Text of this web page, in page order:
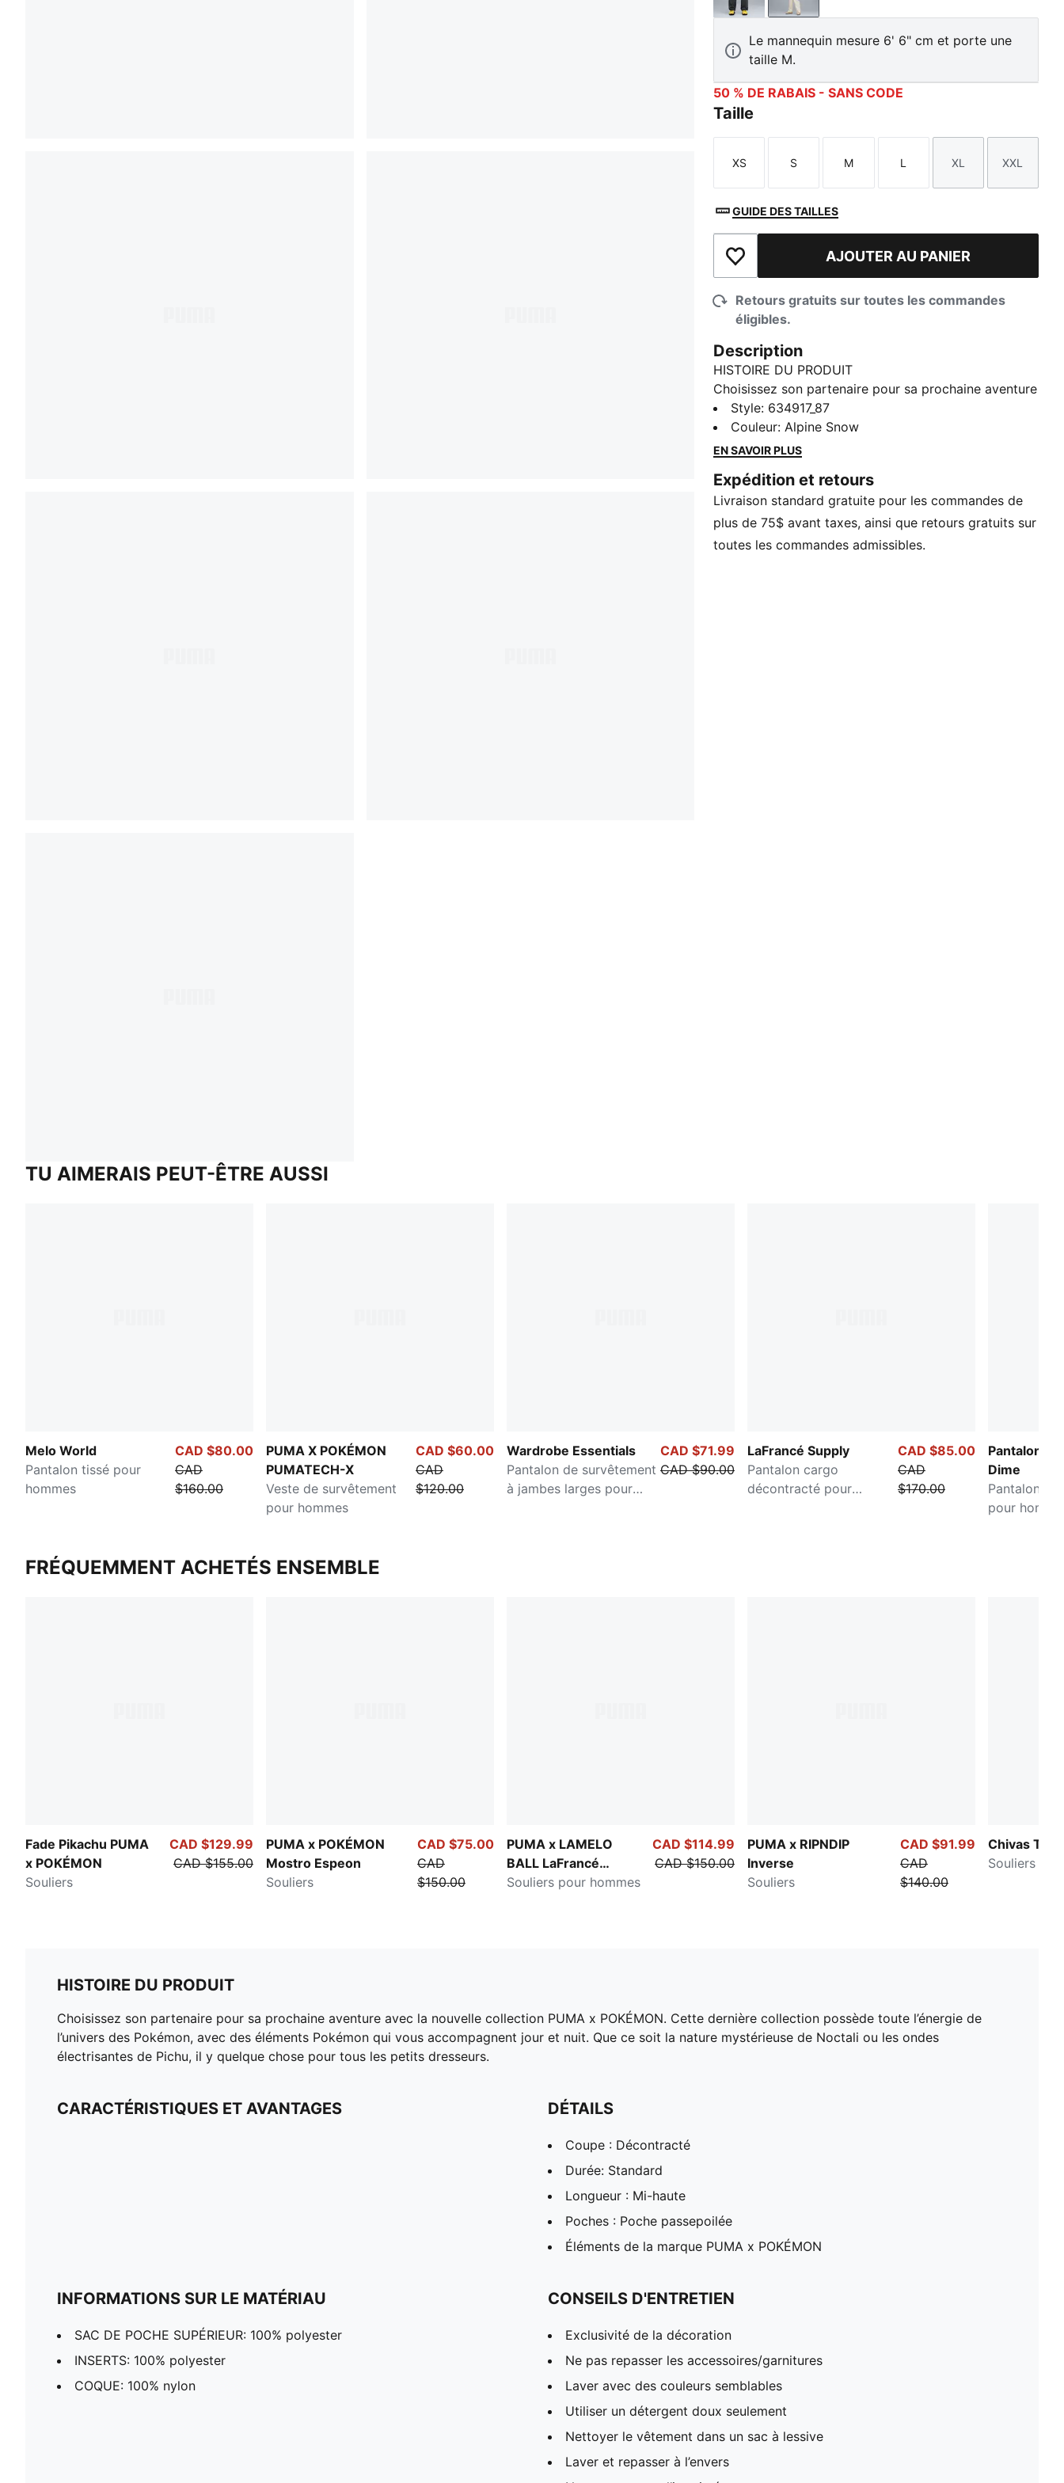
Le mannequin mesure 6' 6" cm et porte une
taille M.
50 % DE RABAIS - SANS CODE
Taille
Taille
XS
Taille
S
Taille
M
Taille
L
Taille
XL
Taille
XXL
GUIDE DES TAILLES
Ajouter à la liste de souhaits
AJOUTER AU PANIER
Retours gratuits sur toutes les commandes
éligibles.
Description
HISTOIRE DU PRODUIT
Choisissez son partenaire pour sa prochaine aventure
avec la nouvelle collection PUMA x POKÉMON. Cette
dernière collection possède toute l’énergie de
l’univers des Pokémon, avec des éléments Pokémon
nature mystérieuse de Noctali ou les ondes
électrisantes de Pichu, il y quelque chose pour tous
les petits dresseurs.
CARACTÉRISTIQUES ET AVANTAGES
Style: 634917_87
Couleur:Alpine Snow
EN SAVOIR PLUS
Expédition et retours
Livraison standard gratuite pour les commandes de
plus de 75$ avant taxes, ainsi que retours gratuits sur
toutes les commandes admissibles.
TU AIMERAIS PEUT-ÊTRE AUSSI
Melo World
Pantalon tissé pour
hommes
CAD $80.00
CAD
$160.00
PUMA X POKÉMON
PUMATECH-X
Veste de survêtement
pour hommes
CAD $60.00
CAD
$120.00
Wardrobe Essentials
Pantalon de survêtement
à jambes larges pour
CAD $71.99
CAD $90.00
LaFrancé Supply
Pantalon cargo
décontracté pour
CAD $85.00
CAD
$170.00
Pantalon
Dime
Pantalon
pour
FRÉQUEMMENT ACHETÉS ENSEMBLE
Fade Pikachu PUMA
x POKÉMON
Souliers
CAD $129.99
CAD $155.00
PUMA x POKÉMON
Mostro Espeon
Souliers
CAD $75.00
CAD
$150.00
PUMA x LAMELO
BALL LaFrancé
Heatmap
Souliers pour hommes
CAD $114.99
CAD $150.00
PUMA x RIPNDIP
Inverse
Souliers
CAD $91.99
CAD
$140.00
Chivas
Souliers
HISTOIRE DU PRODUIT
Choisissez son partenaire pour sa prochaine aventure avec la nouvelle collection PUMA x POKÉMON. Cette dernière collection possède toute l’énergie de
l’univers des Pokémon, avec des éléments Pokémon qui vous accompagnent jour et nuit. Que ce soit la nature mystérieuse de Noctali ou les ondes
électrisantes de Pichu, il y quelque chose pour tous les petits dresseurs.
CARACTÉRISTIQUES ET AVANTAGES DÉTAILS
Coupe : Décontracté
Durée: Standard
Longueur : Mi-haute
Poches : Poche passepoilée
Éléments de la marque PUMA x POKÉMON
INFORMATIONS SUR LE MATÉRIAU
SAC DE POCHE SUPÉRIEUR: 100% polyester
INSERTS: 100% polyester
COQUE: 100% nylon
CONSEILS D'ENTRETIEN
Exclusivité de la décoration
Ne pas repasser les accessoires/garnitures
Laver avec des couleurs semblables
Utiliser un détergent doux seulement
Nettoyer le vêtement dans un sac à lessive
Laver et repasser à l’envers